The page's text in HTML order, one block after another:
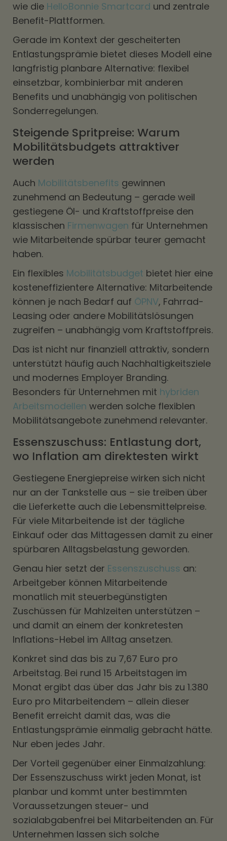
wie die HelloBonnie Smartcard und zentrale
Benefit-Plattformen.
Gerade im Kontext der gescheiterten
Entlastungsprämie bietet dieses Modell eine
langfristig planbare Alternative: flexibel
einsetzbar, kombinierbar mit anderen
Benefits und unabhängig von politischen
Sonderregelungen.
Steigende Spritpreise: Warum
Mobilitätsbudgets attraktiver
werden
Auch Mobilitätsbenefits gewinnen
zunehmend an Bedeutung – gerade weil
gestiegene Öl- und Kraftstoffpreise den
klassischen Firmenwagen für Unternehmen
wie Mitarbeitende spürbar teurer gemacht
haben.
Ein flexibles Mobilitätsbudget bietet hier eine
kosteneffizientere Alternative: Mitarbeitende
können je nach Bedarf auf ÖPNV, Fahrrad-
Leasing oder andere Mobilitätslösungen
zugreifen – unabhängig vom Kraftstoffpreis.
Das ist nicht nur finanziell attraktiv, sondern
unterstützt häufig auch Nachhaltigkeitsziele
und modernes Employer Branding.
Besonders für Unternehmen mit hybriden
Arbeitsmodellen werden solche flexiblen
Mobilitätsangebote zunehmend relevanter.
Essenszuschuss: Entlastung dort,
wo Inflation am direktesten wirkt
Gestiegene Energiepreise wirken sich nicht
nur an der Tankstelle aus – sie treiben über
die Lieferkette auch die Lebensmittelpreise.
Für viele Mitarbeitende ist der tägliche
Einkauf oder das Mittagessen damit zu einer
spürbaren Alltagsbelastung geworden.
Genau hier setzt der Essenszuschuss an:
Arbeitgeber können Mitarbeitende
monatlich mit steuerbegünstigten
Zuschüssen für Mahlzeiten unterstützen –
und damit an einem der konkretesten
Inflations-Hebel im Alltag ansetzen.
Konkret sind das bis zu 7,67 Euro pro
Arbeitstag. Bei rund 15 Arbeitstagen im
Monat ergibt das über das Jahr bis zu 1.380
Euro pro Mitarbeitendem – allein dieser
Benefit erreicht damit das, was die
Entlastungsprämie einmalig gebracht hätte.
Nur eben jedes Jahr.
Der Vorteil gegenüber einer Einmalzahlung:
Der Essenszuschuss wirkt jeden Monat, ist
planbar und kommt unter bestimmten
Voraussetzungen steuer- und
sozialabgabenfrei bei Mitarbeitenden an. Für
Unternehmen lassen sich solche